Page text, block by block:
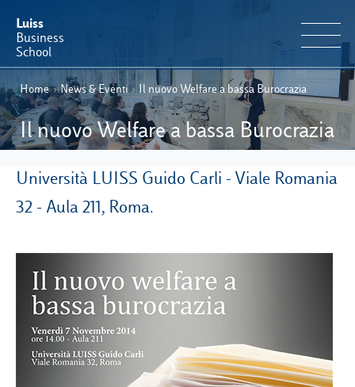
Luiss
Business
School
IT EN
Offerta Formativa
Perché Luiss Business School
Faculty & Ricerca
Operation & Students’ Experience
E-Learning
Home › News & Eventi › Il nuovo Welfare a bassa Burocrazia
Il nuovo Welfare a bassa Burocrazia
Università LUISS Guido Carli - Viale Romania
32 - Aula 211, Roma.